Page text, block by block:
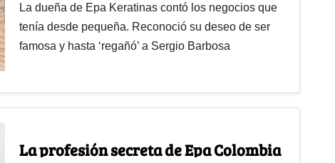
La dueña de Epa Keratinas contó los negocios que
tenía desde pequeña. Reconoció su deseo de ser
famosa y hasta ‘regañó’ a Sergio Barbosa
La profesión secreta de Epa Colombia